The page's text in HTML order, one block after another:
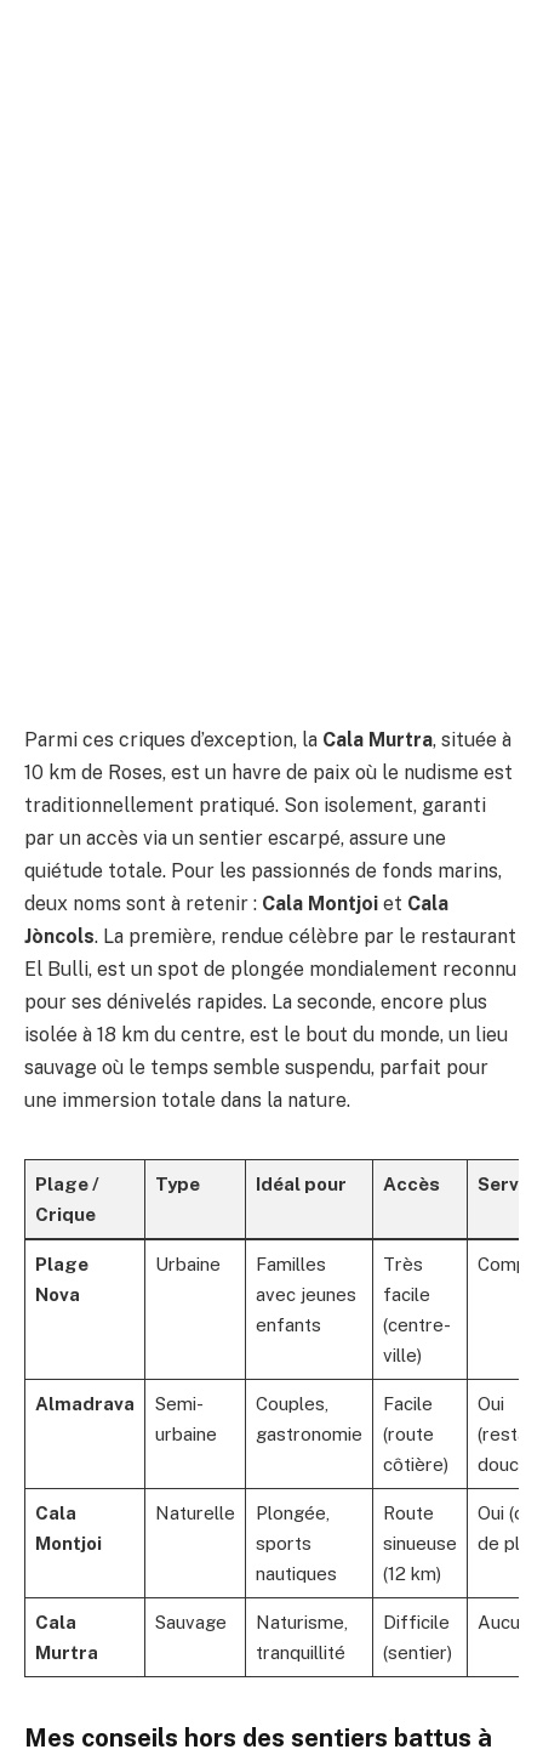
Parmi ces criques d’exception, la Cala Murtra, située à
10 km de Roses, est un havre de paix où le nudisme est
traditionnellement pratiqué. Son isolement, garanti
par un accès via un sentier escarpé, assure une
quiétude totale. Pour les passionnés de fonds marins,
deux noms sont à retenir : Cala Montjoi et Cala
Jòncols. La première, rendue célèbre par le restaurant
El Bulli, est un spot de plongée mondialement reconnu
pour ses dénivelés rapides. La seconde, encore plus
isolée à 18 km du centre, est le bout du monde, un lieu
sauvage où le temps semble suspendu, parfait pour
une immersion totale dans la nature.
Plage /
Crique
Type Idéal pour Accès
Plage
Nova
Urbaine
Familles
avec jeunes
enfants
Très
facile
(centre-
ville)
Almadrava
Semi-
urbaine
Couples,
gastronomie
Facile
(route
côtière)
Oui
Cala
Montjoi
Naturelle
Plongée,
sports
nautiques
Route
sinueuse
(12 km)
Oui
de
Cala
Murtra
Sauvage
Naturisme,
tranquillité
Difficile
(sentier)
Aucun
Mes conseils hors des sentiers battus à